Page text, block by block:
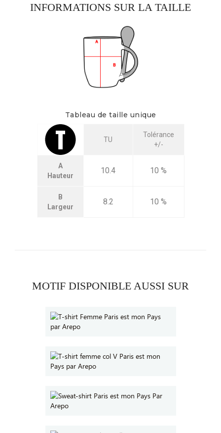
INFORMATIONS SUR LA TAILLE
Tableau de taille unique
TU
Tolérance
+/-
A
Hauteur
10.4 10 %
B
Largeur
8.2 10 %
MOTIF DISPONIBLE AUSSI SUR